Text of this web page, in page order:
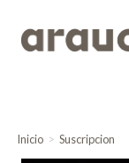
Inicio Suscripcion